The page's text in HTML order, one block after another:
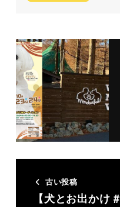
古い投稿
【犬とお出かけ